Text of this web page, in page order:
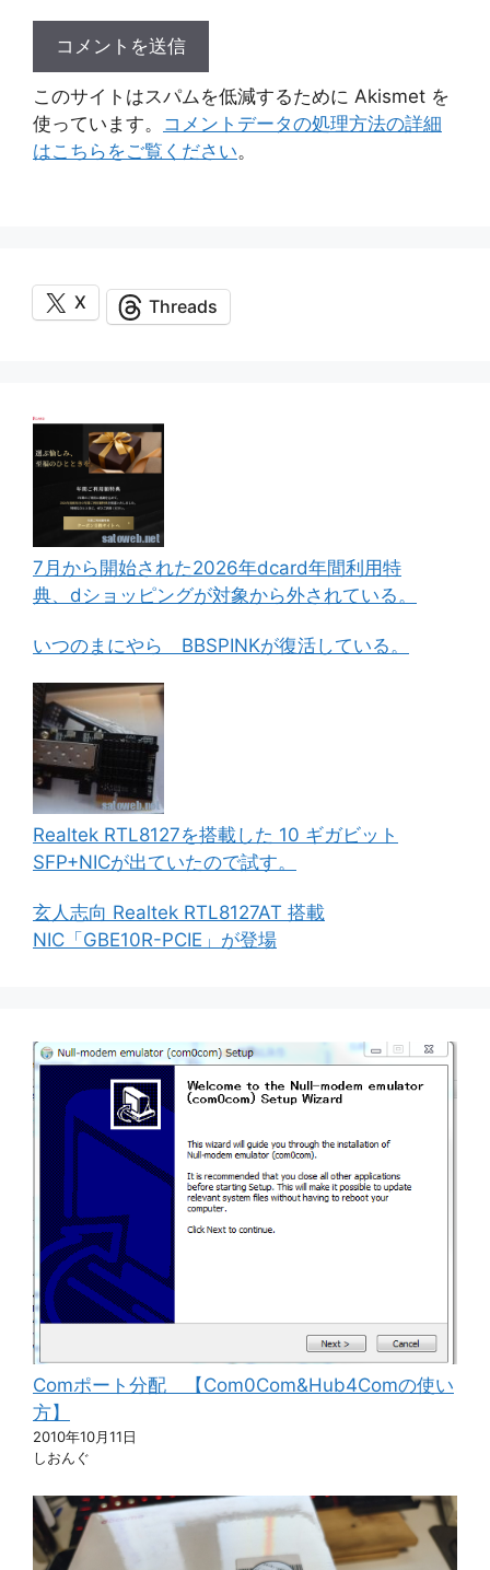
このサイトはスパムを低減するために Akismet を
使っています。 コメントデータの処理方法の詳細
はこちらをご覧ください。
X Threads
7月から開始された2026年dcard年間利用特
典、dショッピングが対象から外されている。
いつのまにやら BBSPINKが復活している。
Realtek RTL8127を搭載した 10 ギガビット
SFP+NICが出ていたので試す。
玄人志向 Realtek RTL8127AT 搭載
NIC「GBE10R-PCIE」が登場
Comポート分配 【Com0Com&Hub4Comの使い
方】
2010年10月11日
しおんぐ